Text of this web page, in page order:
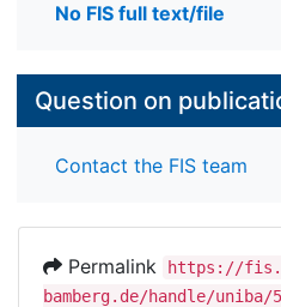
No FIS full text/file
Question on
Contact the FIS team
Permalink
https://
bamberg.de/handle/uniba/